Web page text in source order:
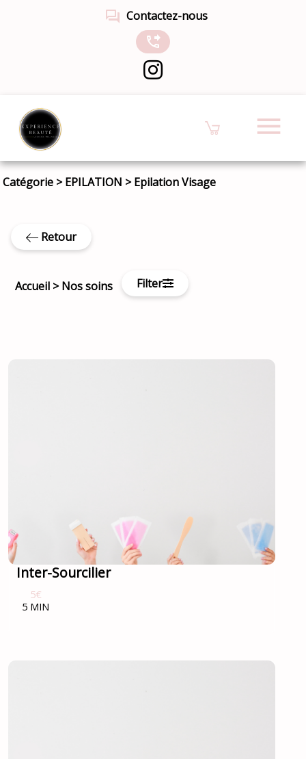
forum Contactez-nous
phone_forwarded
menu
Catégorie >EPILATION >Epilation Visage
Retour
Accueil >Nos soins Filter
Inter-Sourcilier
5€
5 MIN